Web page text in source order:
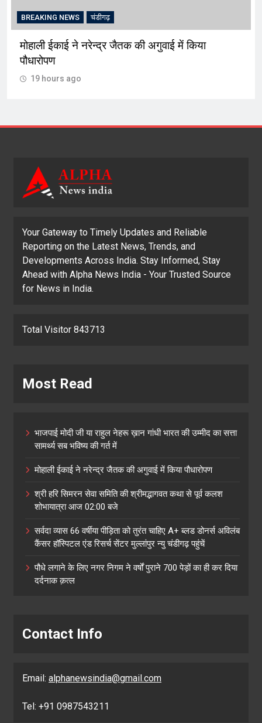
BREAKING NEWS चंडीगढ़
मोहाली ईकाई ने नरेन्द्र जैतक की अगुवाई में किया
पौधारोपण
19 hours ago
Your Gateway to Timely Updates and Reliable
Reporting on the Latest News, Trends, and
Developments Across India. Stay Informed, Stay
Ahead with Alpha News India - Your Trusted Source
for News in India.
Total Visitor 843713
Most Read
भाजपाई मोदी जी या राहुल नेहरू ख़ान गांधी भारत की उम्मीद का सत्ता
सामर्थ्य सब भविष्य की गर्त में
मोहाली ईकाई ने नरेन्द्र जैतक की अगुवाई में किया पौधारोपण
श्री हरि सिमरन सेवा समिति की श्रीमद्भागवत कथा से पूर्व कलश
शोभायात्रा आज 02:00 बजे
सर्वदा व्यास 66 वर्षीया पीड़िता को तुरंत चाहिए A+ ब्लड डोनर्स अविलंब
कैंसर हॉस्पिटल एंड रिसर्च सेंटर मुल्लांपुर न्यु चंडीगढ़ पहुंचें
पौधे लगाने के लिए नगर निगम ने वर्षों पुराने 700 पेड़ों का ही कर दिया
दर्दनाक क़त्ल
Contact Info
Email: alphanewsindia@gmail.com
Tel: +91 0987543211